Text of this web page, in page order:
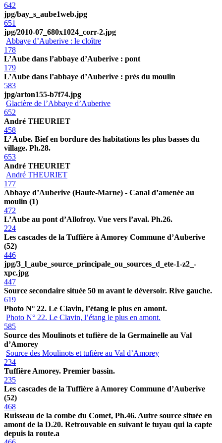
642
jpg/bay_s_aube1web.jpg
651
jpg/2010-07_680x1024_corr-2.jpg
Abbaye d’Auberive : le cloître
178
L’Aube dans l’abbaye d’Auberive : pont
179
L’Aube dans l’abbaye d’Auberive : près du moulin
583
jpg/arton155-b7f74.jpg
Glacière de l’Abbaye d’Auberive
652
André THEURIET
458
L’ Aube. Bief en bordure des habitations les plus basses du
village. Ph.28.
653
André THEURIET
André THEURIET
177
Abbaye d’Auberive (Haute-Marne) - Canal d’amenée au
moulin (1)
472
L’Aube au pont d’Allofroy. Vue vers l’aval. Ph.26.
224
Les cascades de la Tuffière à Amorey Commune d’Auberive
(52)
446
jpg/3_l_aube_source_principale_ou_sources_d_ete-1-z2_-
xpc.jpg
447
Source secondaire située 50 m avant le déversoir. Rive gauche.
619
Photo N° 22. Le Clavin, l’étang le plus en amont.
Photo N° 22. Le Clavin, l’étang le plus en amont.
585
Source des Moulinots et tufière de la Germainelle au Val
d’Amorey
Source des Moulinots et tufière au Val d’Amorey
234
Tuffière Amorey. Premier bassin.
235
Les cascades de la Tuffière à Amorey Commune d’Auberive
(52)
468
Ruisseau de la combe du Comet, Ph.46. Autre source située en
amont de la D.20. Retrouvable en suivant le tuyau qui la capte
depuis la route.a